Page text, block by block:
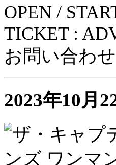
OPEN /
TICKET :
お問い合わ
2023年10月